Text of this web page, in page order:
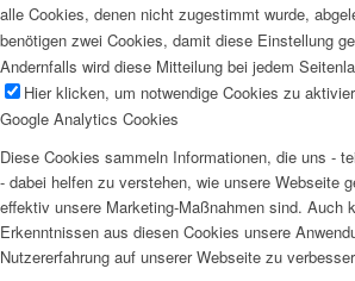
alle Cookies, denen nicht zugestimmt wurde,
benötigen zwei Cookies, damit diese Einstellung
Andernfalls wird diese Mitteilung bei jedem
Hier klicken, um notwendige Cookies zu
Google Analytics Cookies
Diese Cookies sammeln Informationen, die uns -
- dabei helfen zu verstehen, wie unsere Webseite
effektiv unsere Marketing-Maßnahmen sind. Auch
Erkenntnissen aus diesen Cookies unsere
Nutzererfahrung auf unserer Webseite zu